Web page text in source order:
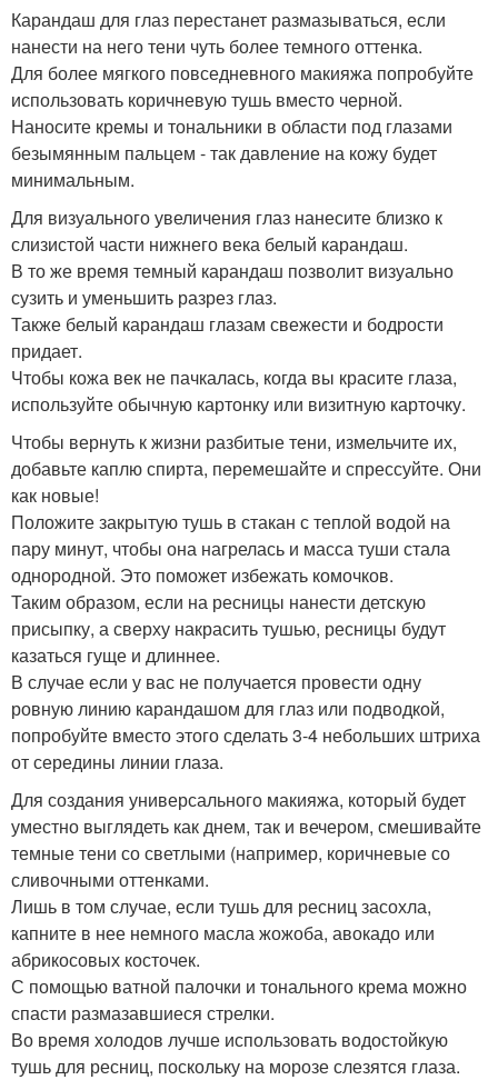
Карандаш для глаз перестанет размазываться, если
нанести на него тени чуть более темного оттенка.
Для более мягкого повседневного макияжа попробуйте
использовать коричневую тушь вместо черной.
Наносите кремы и тональники в области под глазами
безымянным пальцем - так давление на кожу будет
минимальным.
Для визуального увеличения глаз нанесите близко к
слизистой части нижнего века белый карандаш.
В то же время темный карандаш позволит визуально
сузить и уменьшить разрез глаз.
Также белый карандаш глазам свежести и бодрости
придает.
Чтобы кожа век не пачкалась, когда вы красите глаза,
используйте обычную картонку или визитную карточку.
Чтобы вернуть к жизни разбитые тени, измельчите их,
добавьте каплю спирта, перемешайте и спрессуйте. Они
как новые!
Положите закрытую тушь в стакан с теплой водой на
пару минут, чтобы она нагрелась и масса туши стала
однородной. Это поможет избежать комочков.
Таким образом, если на ресницы нанести детскую
присыпку, а сверху накрасить тушью, ресницы будут
казаться гуще и длиннее.
В случае если у вас не получается провести одну
ровную линию карандашом для глаз или подводкой,
попробуйте вместо этого сделать 3-4 небольших штриха
от середины линии глаза.
Для создания универсального макияжа, который будет
уместно выглядеть как днем, так и вечером, смешивайте
темные тени со светлыми (например, коричневые со
сливочными оттенками.
Лишь в том случае, если тушь для ресниц засохла,
капните в нее немного масла жожоба, авокадо или
абрикосовых косточек.
С помощью ватной палочки и тонального крема можно
спасти размазавшиеся стрелки.
Во время холодов лучше использовать водостойкую
тушь для ресниц, поскольку на морозе слезятся глаза.